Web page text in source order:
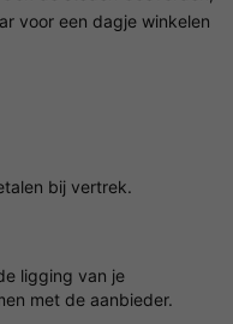
voor een dagje winkelen
bij vertrek.
ligging van je
met de aanbieder.